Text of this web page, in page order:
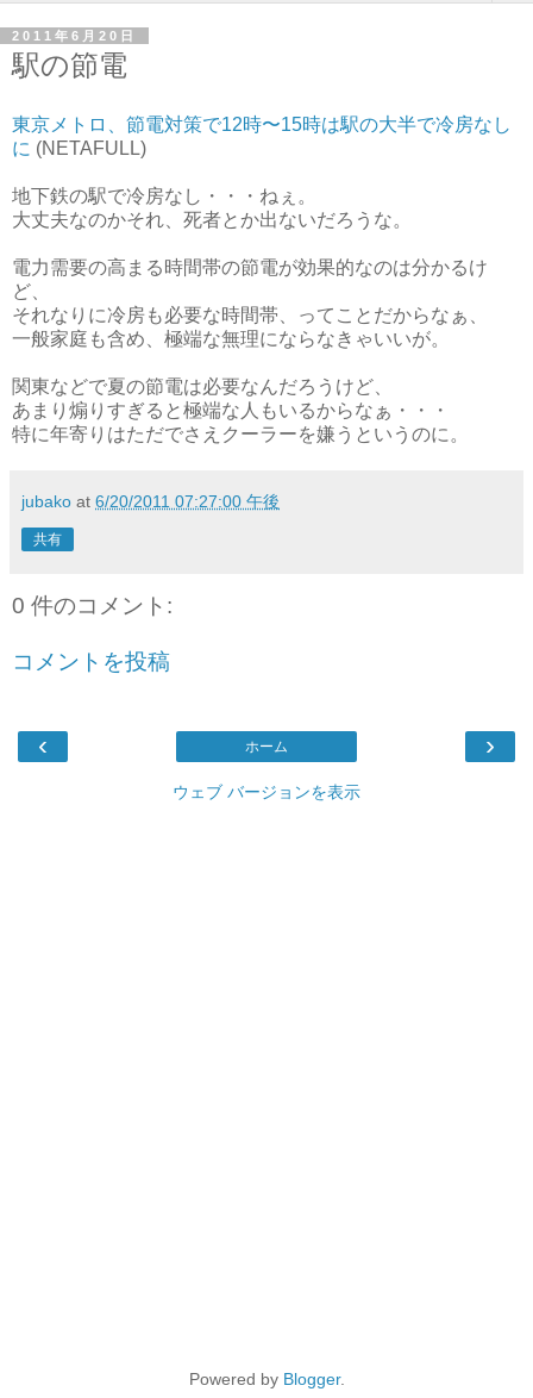
2011年6月20日
駅の節電
東京メトロ、節電対策で12時〜15時は駅の大半で冷房なし
に (NETAFULL)
地下鉄の駅で冷房なし・・・ねぇ。
大丈夫なのかそれ、死者とか出ないだろうな。
電力需要の高まる時間帯の節電が効果的なのは分かるけ
ど、
それなりに冷房も必要な時間帯、ってことだからなぁ、
一般家庭も含め、極端な無理にならなきゃいいが。
関東などで夏の節電は必要なんだろうけど、
あまり煽りすぎると極端な人もいるからなぁ・・・
特に年寄りはただでさえクーラーを嫌うというのに。
jubako at 6/20/2011 07:27:00 午後
共有
0 件のコメント:
コメントを投稿
‹ ›
ホーム
ウェブ バージョンを表示
Powered by Blogger.